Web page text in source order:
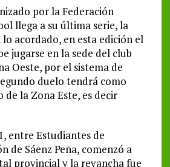
por la Federación
llega a su última serie, la
acordado, en esta edición el
jugarse en la sede del club
Oeste, por el sistema de
duelo tendrá como
de la Zona Este, es decir
entre Estudiantes de
de Sáenz Peña, comenzó a
provincial y la revancha fue